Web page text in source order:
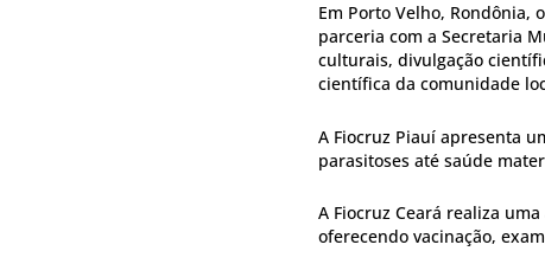
Em Porto Velho, Rondônia,
parceria com a Secretaria
culturais, divulgação
científica da comunidade
A Fiocruz Piauí apresenta
parasitoses até saúde
A Fiocruz Ceará realiza
oferecendo vacinação,